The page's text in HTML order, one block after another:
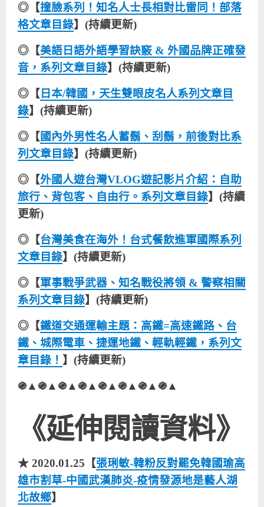
◎【撞臉系列！知名人士長相對比雷同！部落
格文章目錄】(持續更新)
◎【美語日語外語學習訣竅 & 外國品牌正確發
音，系列文章目錄】(持續更新)
◎【 日本/韓國，天生雙眼皮名人系列文章目
錄】(持續更新)
◎【國內外男性名人蓄鬍、刮鬍，前後對比系
列文章目錄】(持續更新)
◎【外國人遊台灣VLOG遊記影片介紹：自助
旅行、背包客、自由行。系列文章目錄】(持續
更新)
◎【台灣美食在海外！台式餐飲進軍國際系列
文章目錄】(持續更新)
◎【軍事戰爭武器、知名戰役將領 & 警察相關
系列文章目錄】(持續更新)
◎【鐵道交通運輸主題：高鐵=高速鐵路、台
鐵、城際電車、捷運地鐵、輕軌輕鐵，系列文
章目錄！ 】(持續更新)
֍▲֍▲֍▲֍▲֍▲֍▲֍▲֍▲
《延伸閱讀資料》
★ 2020.01.25【張琍敏-韓粉反對罷免韓國瑜高
雄市割草-中國武漢肺炎-疫情發源地是藝人湖
北故鄉】